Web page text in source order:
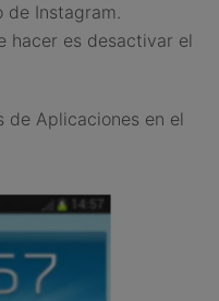
de Instagram.
hacer es desactivar el
de Aplicaciones en el